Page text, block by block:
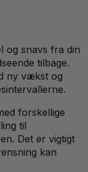
og snavs fra din
tilbage.
ny vækst og
forskellige
til
Det er vigtigt
kan